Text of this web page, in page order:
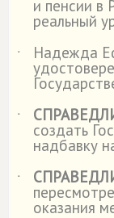
и пенсии в
реальный
˙
Надежда
˙
создать
надбавку
˙
оказания